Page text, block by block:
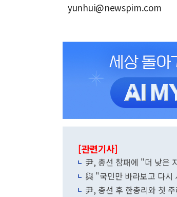
yunhui@newspim.com
[관련기사]
尹, 총선 참패에 "더 낮은
與 "국민만 바라보고 다
尹, 총선 후 한총리와 첫